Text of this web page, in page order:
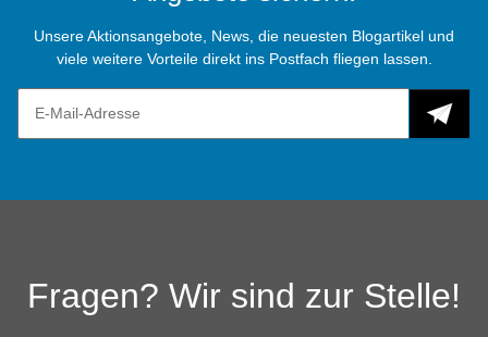
Unsere Aktionsangebote, News, die neuesten Blogartikel und
viele weitere Vorteile direkt ins Postfach fliegen lassen.
Fragen? Wir sind zur Stelle!